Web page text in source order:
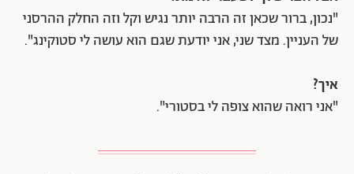
"נכון, ברור שכאן זה הרבה יותר נגיש וקל וזה החלק ההרסני
של העניין. מצד שני, אני יודעת שגם הוא עושה לי סטוקינג".
איך?
"אני רואה שהוא צופה לי בסטורי".